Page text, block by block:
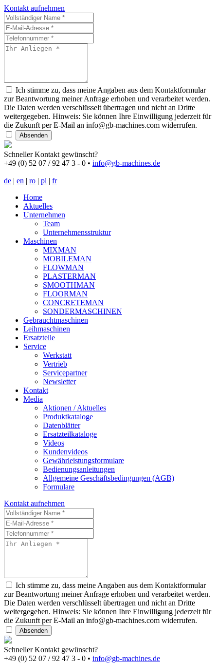
Kontakt aufnehmen
Ich stimme zu, dass meine Angaben aus dem Kontaktformular
zur Beantwortung meiner Anfrage erhoben und verarbeitet werden.
Die Daten werden verschlüsselt übertragen und nicht an Dritte
weitergegeben. Hinweis: Sie können Ihre Einwilligung jederzeit für
die Zukunft per E-Mail an info@gb-machines.com widerrufen.
Absenden
Schneller Kontakt gewünscht?
+49 (0) 52 07 / 92 47 3 - 0 • info@gb-machines.de
de | en | ro | pl | fr
Home
Aktuelles
Unternehmen
Team
Unternehmensstruktur
Maschinen
MIXMAN
MOBILEMAN
FLOWMAN
PLASTERMAN
SMOOTHMAN
FLOORMAN
CONCRETEMAN
SONDERMASCHINEN
Gebrauchtmaschinen
Leihmaschinen
Ersatzteile
Service
Werkstatt
Vertrieb
Servicepartner
Newsletter
Kontakt
Media
Aktionen / Aktuelles
Produktkataloge
Datenblätter
Ersatzteilkataloge
Videos
Kundenvideos
Gewährleistungsformulare
Bedienungsanleitungen
Allgemeine Geschäftsbedingungen (AGB)
Formulare
Kontakt aufnehmen
Ich stimme zu, dass meine Angaben aus dem Kontaktformular
zur Beantwortung meiner Anfrage erhoben und verarbeitet werden.
Die Daten werden verschlüsselt übertragen und nicht an Dritte
weitergegeben. Hinweis: Sie können Ihre Einwilligung jederzeit für
die Zukunft per E-Mail an info@gb-machines.com widerrufen.
Absenden
Schneller Kontakt gewünscht?
+49 (0) 52 07 / 92 47 3 - 0 • info@gb-machines.de